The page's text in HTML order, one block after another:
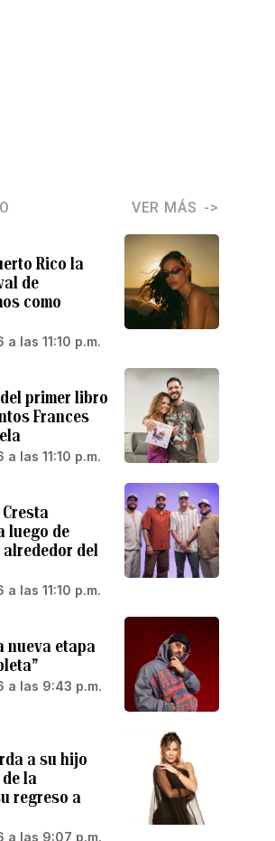
VER MÁS
Rico la
de
como
las 11:10 p.m.
primer libro
Frances
las 11:10 p.m.
luego de
del
las 11:10 p.m.
nueva etapa
a las 9:43 p.m.
a su hijo
la
regreso a
a las 9:07 p.m.